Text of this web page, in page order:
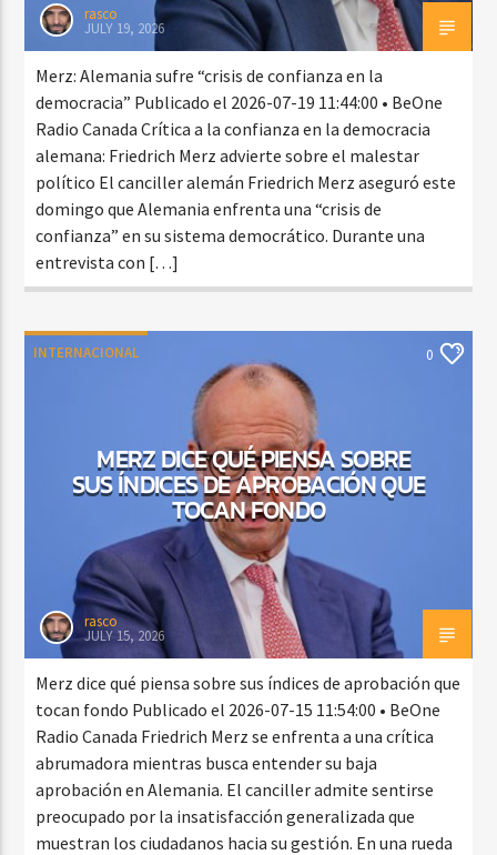
rasco
JULY 19, 2026
Merz: Alemania sufre “crisis de confianza en la
democracia” Publicado el 2026-07-19 11:44:00 • BeOne
Radio Canada Crítica a la confianza en la democracia
alemana: Friedrich Merz advierte sobre el malestar
político El canciller alemán Friedrich Merz aseguró este
domingo que Alemania enfrenta una “crisis de
confianza” en su sistema democrático. Durante una
entrevista con […]
INTERNACIONAL 0
MERZ DICE QUÉ PIENSA SOBRE
SUS ÍNDICES DE APROBACIÓN QUE
TOCAN FONDO
rasco
JULY 15, 2026
Merz dice qué piensa sobre sus índices de aprobación que
tocan fondo Publicado el 2026-07-15 11:54:00 • BeOne
Radio Canada Friedrich Merz se enfrenta a una crítica
abrumadora mientras busca entender su baja
aprobación en Alemania. El canciller admite sentirse
preocupado por la insatisfacción generalizada que
muestran los ciudadanos hacia su gestión. En una rueda